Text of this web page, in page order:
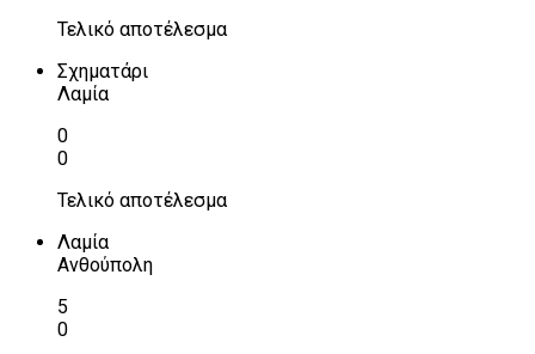
Τελικό αποτέλεσμα
Σχηματάρι
Λαμία
0
0
Τελικό αποτέλεσμα
Λαμία
Ανθούπολη
5
0